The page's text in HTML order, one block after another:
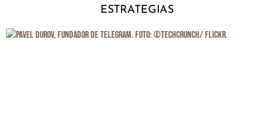
ESTRATEGIAS